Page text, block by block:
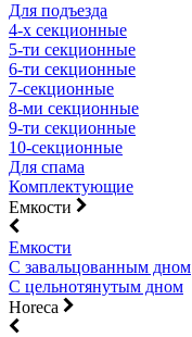
Для подъезда
4-х секционные
5-ти секционные
6-ти секционные
7-секционные
8-ми секционные
9-ти секционные
10-секционные
Для спама
Комплектующие
Емкости
Емкости
С завальцованным дном
С цельнотянутым дном
Horeca